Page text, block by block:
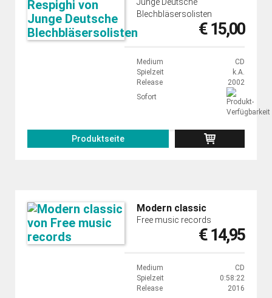
Blechbläsersolisten
€ 15,00
Medium
CD
Spielzeit
k.A.
Release
2002
Sofort
Produktseite
Modern classic
Free music records
€ 14,95
Medium
CD
Spielzeit
0:58:22
Release
2016